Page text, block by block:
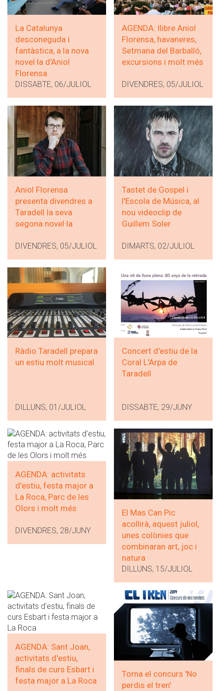
La Catalunya
desconeguda i
fantàstica, a la nova
novel·la d'Aniol
Florensa
DISSABTE, 06/JULIOL
AGENDA: llibre Aniol
Florensa, havaneres,
Setmana del Barballó,
excursions i molt més
DIVENDRES, 05/JULIOL
Aniol Florensa
presenta divendres a
Taradell la seva
segona novel·la
DIVENDRES, 05/JULIOL
Tastet de Gospel i
l'Escola de Música, al
nou videoclip de
Guillem Soler
DIMARTS, 02/JULIOL
Ràdio Taradell prepara
un estiu molt musical
DILLUNS, 01/JULIOL
Concert d'estiu de la
Coral L'Arpa de
Taradell
DISSABTE, 29/JUNY
AGENDA: activitats
d'estiu, festa major a
La Roca, Parc de les
Olors i molt més
DIVENDRES, 28/JUNY
El Mas Can Pic
acollirà, aquest juliol,
unes colònies que
combinaran art, joc i
natura
DILLUNS, 15/JULIOL
AGENDA: Sant Joan,
activitats d'estiu,
finals de curs Esbart i
festa major a La Roca
Torna el concurs 'No
perdis el tren'